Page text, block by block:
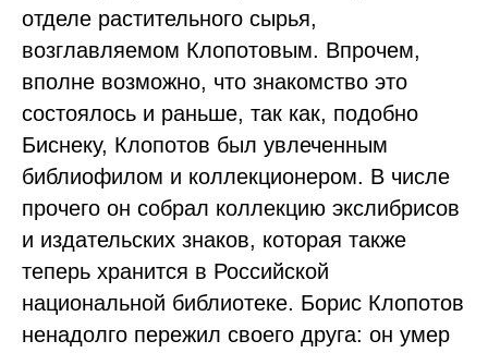
отделе растительного сырья,
возглавляемом Клопотовым. Впрочем,
вполне возможно, что знакомство это
состоялось и раньше, так как, подобно
Биснеку, Клопотов был увлеченным
библиофилом и коллекционером. В числе
прочего он собрал коллекцию экслибрисов
и издательских знаков, которая также
теперь хранится в Российской
национальной библиотеке. Борис Клопотов
ненадолго пережил своего друга: он умер